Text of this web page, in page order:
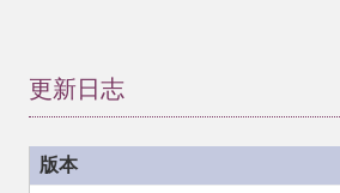
更新日志